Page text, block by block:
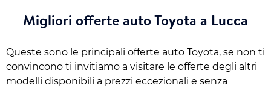
Migliori offerte auto Toyota a Lucca
Queste sono le principali offerte auto Toyota, se non ti
convincono ti invitiamo a visitare le offerte degli altri
modelli disponibili a prezzi eccezionali e senza